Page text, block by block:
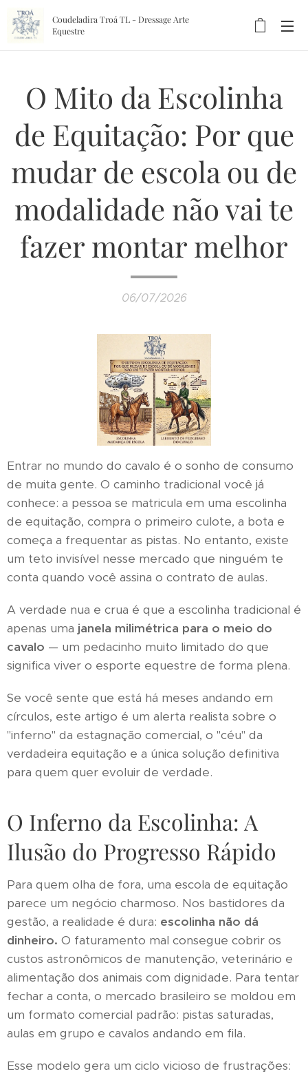
Coudeladira Troá TL - Dressage Arte
Equestre
O Mito da Escolinha
de Equitação: Por que
mudar de escola ou de
modalidade não vai te
fazer montar melhor
06/07/2026
Entrar no mundo do cavalo é o sonho de consumo
de muita gente. O caminho tradicional você já
conhece: a pessoa se matricula em uma escolinha
de equitação, compra o primeiro culote, a bota e
começa a frequentar as pistas. No entanto, existe
um teto invisível nesse mercado que ninguém te
conta quando você assina o contrato de aulas.
A verdade nua e crua é que a escolinha tradicional é
apenas uma janela milimétrica para o meio do
cavalo — um pedacinho muito limitado do que
significa viver o esporte equestre de forma plena.
Se você sente que está há meses andando em
círculos, este artigo é um alerta realista sobre o
"inferno" da estagnação comercial, o "céu" da
verdadeira equitação e a única solução definitiva
para quem quer evoluir de verdade.
O Inferno da Escolinha: A
Ilusão do Progresso Rápido
Para quem olha de fora, uma escola de equitação
parece um negócio charmoso. Nos bastidores da
gestão, a realidade é dura: escolinha não dá
dinheiro. O faturamento mal consegue cobrir os
custos astronômicos de manutenção, veterinário e
alimentação dos animais com dignidade. Para tentar
fechar a conta, o mercado brasileiro se moldou em
um formato comercial padrão: pistas saturadas,
aulas em grupo e cavalos andando em fila.
Esse modelo gera um ciclo vicioso de frustrações: